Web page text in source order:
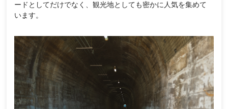
ードとしてだけでなく、観光地としても密かに人気を集めて
います。